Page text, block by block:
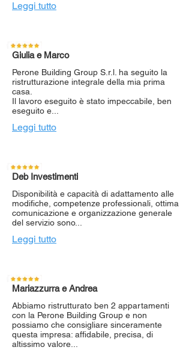
Leggi tutto
Giulia e Marco
Perone Building Group S.r.l. ha seguito la
ristrutturazione integrale della mia prima
casa.
Il lavoro eseguito è stato impeccabile, ben
eseguito e...
Leggi tutto
Deb Investimenti
Disponibilità e capacità di adattamento alle
modifiche, competenze professionali, ottima
comunicazione e organizzazione generale
del servizio sono...
Leggi tutto
Mariazzurra e Andrea
Abbiamo ristrutturato ben 2 appartamenti
con la Perone Building Group e non
possiamo che consigliare sinceramente
questa impresa: affidabile, precisa, di
altissimo valore...